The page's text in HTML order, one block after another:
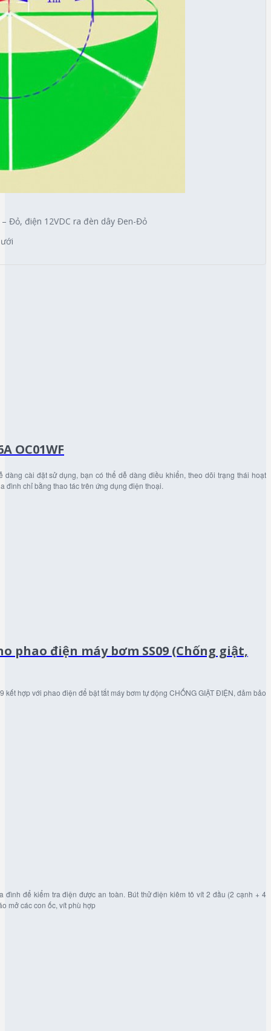
Đỏ, điện 12VDC ra đèn dây Đen-Đỏ
OC01WF
cài đặt sử dụng, bạn có thể dễ dàng điều khiển, theo dõi trạng thái hoạt
đình chỉ bằng thao tác trên ứng dụng điện thoại.
phao điện máy bơm SS09 (Chống giật,
hợp với phao điện để bật tắt máy bơm tự động CHỐNG GIẬT ĐIỆN, đảm bảo
đình để kiểm tra điện được an toàn. Bút thử điện kiêm tô vít 2 đầu (2 cạnh + 4
mở các con ốc, vít phù hợp